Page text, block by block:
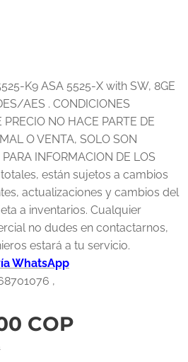
K9 ASA 5525-X with SW, 8GE
AES . CONDICIONES
NO HACE PARTE DE
O VENTA, SOLO SON
INFORMACION DE LOS
están sujetos a cambios
actualizaciones y cambios del
a inventarios. Cualquier
no dudes en contactarnos,
estará a tu servicio.
WhatsApp
,
COP